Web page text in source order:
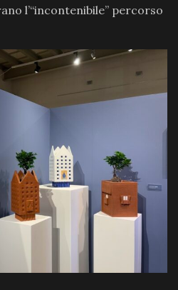
l’“incontenibile” percorso